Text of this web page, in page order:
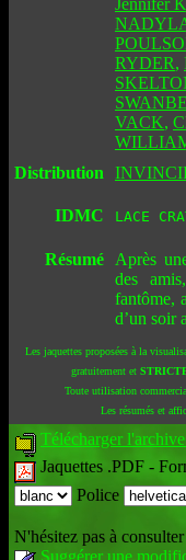
Jennifer
RYDER,
VACK,
Distribution
IDMC LACE
Résumé
Après
des
fantôme,
d’un soir
Les jaquettes proposées à la
gratuitement et
Toute utilisation
Les résumés et
Télécharger
Jaquettes .PDF -
Police
N'hésitez pas à
Suggérer une